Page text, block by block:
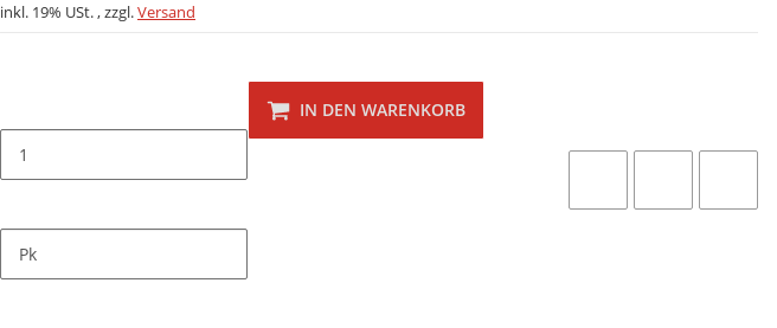
inkl. 19% USt. , zzgl.Versand
Pk
IN DEN WARENKORB